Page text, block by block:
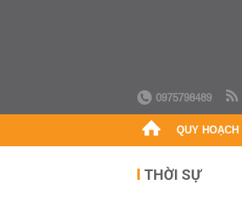
0975798489
QUY HOẠCH
THỜI SỰ